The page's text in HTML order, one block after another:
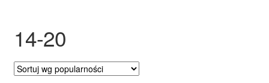
Wyprzedaż
Nowości
14-20